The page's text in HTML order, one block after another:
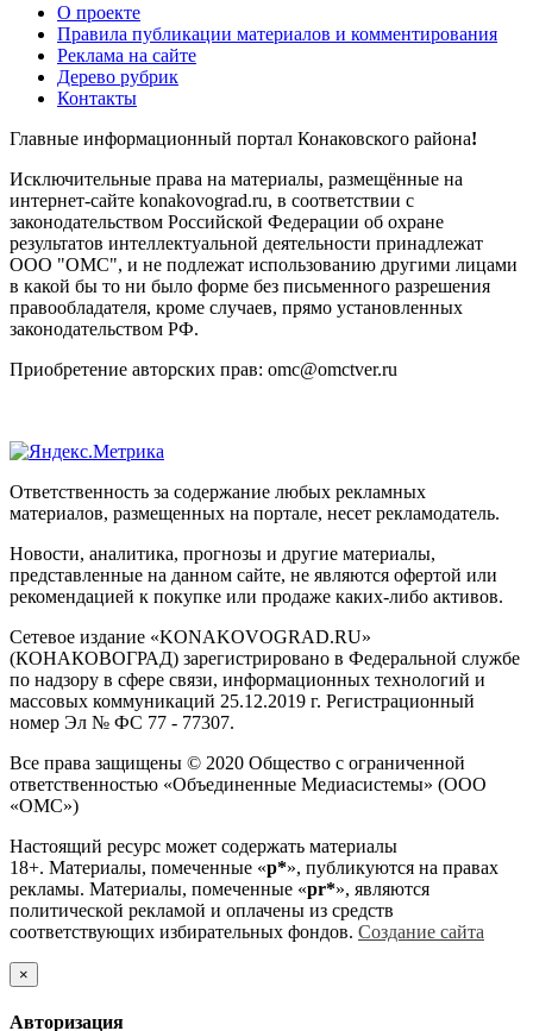
О проекте
Правила публикации материалов и комментирования
Реклама на сайте
Дерево рубрик
Контакты
Главные информационный портал Конаковского района!
Исключительные права на материалы, размещённые на
интернет-сайте konakovograd.ru, в соответствии с
законодательством Российской Федерации об охране
результатов интеллектуальной деятельности принадлежат
ООО "ОМС", и не подлежат использованию другими лицами
в какой бы то ни было форме без письменного разрешения
правообладателя, кроме случаев, прямо установленных
законодательством РФ.
Приобретение авторских прав: omc@omctver.ru
Ответственность за содержание любых рекламных
материалов, размещенных на портале, несет рекламодатель.
Новости, аналитика, прогнозы и другие материалы,
представленные на данном сайте, не являются офертой или
рекомендацией к покупке или продаже каких-либо активов.
Сетевое издание «KONAKOVOGRAD.RU»
(КОНАКОВОГРАД) зарегистрировано в Федеральной службе
по надзору в сфере связи, информационных технологий и
массовых коммуникаций 25.12.2019 г. Регистрационный
номер Эл № ФС 77 - 77307.
Все права защищены © 2020 Общество с ограниченной
ответственностью «Объединенные Медиасистемы» (ООО
«ОМС»)
Настоящий ресурс может содержать материалы
18+. Материалы, помеченные «р*», публикуются на правах
рекламы. Материалы, помеченные «рr*», являются
политической рекламой и оплачены из средств
соответствующих избирательных фондов. Создание сайта
×
Авторизация